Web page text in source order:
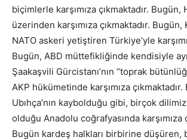
biçimlerle karşımıza çıkmaktadır.
üzerinden karşımıza çıkmaktadır. Bugün,
NATO askeri yetiştiren Türkiye’yle
Bugün, ABD müttefikliğinde kendisiyle
Şaakaşvili Gürcistanı’nın ‘’toprak
AKP hükümetinde karşımıza çıkmaktadır.
Ubıhça’nın kaybolduğu gibi, birçok
olduğu Anadolu coğrafyasında karşımıza
Bugün kardeş halkları birbirine düşüren,